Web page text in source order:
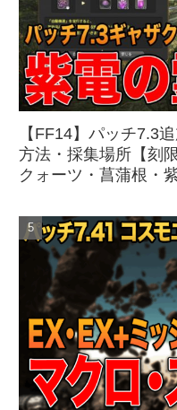
【FF14】パッチ7.3
方法・採集場所【刻
クォーツ・菖蒲根・